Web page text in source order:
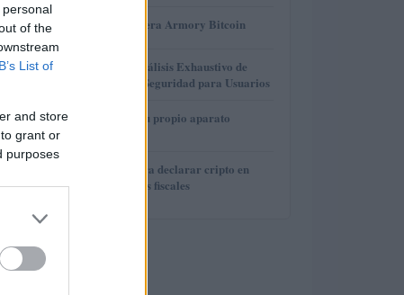
of the
List of
and store
grant or
purposes
2 Revisión de billetera Armory Bitcoin
3
Gana Crédito: Análisis Exhaustivo de
Funcionalidad y Seguridad para Usuarios
4 Cómo construir tu propio aparato
electrónico
Guía práctica para declarar cripto en
España sin riesgos fiscales